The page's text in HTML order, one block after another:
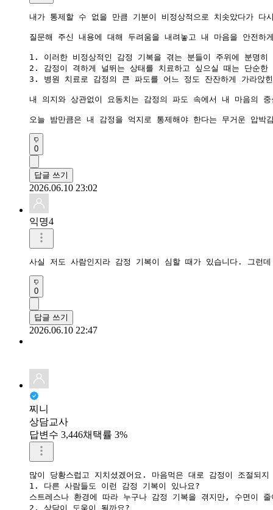
내가 통제할 수 없을 만큼 기분이 비정상적으로 치솟았다가
질문해 주신 내용에 대해 두려움을 내려놓고 내 마음을 안전
1. 이러한 비정상적인 감정 기복을 겪는 분들이 주위에 분명
2. 감정이 격하게 널뛰는 상태를 치료하고 싶으실 때는 단순
3. 병원 치료로 감정의 큰 파도를 어느 정도 잔잔하게 가라앉
내 의지와 상관없이 요동치는 감정의 파도 속에서 내 마음의
0
답글 쓰기
2026.06.10 23:02
익명4
사실 저도 사람인지라 감정 기복이 심할 때가 있습니다. 그런
0
답글 쓰기
2026.06.10 22:47
찌니
상담교사
답변수 3,446채택률 3%
많이 당황스럽고 지치셨겠어요. 마음먹은 대로 감정이 조절되
​1. 다른 사람들도 이런 감정 기복이 있나요?
스트레스나 환경에 따라 누구나 감정 기복을 겪지만, 수면이
​2. 상담이 도움이 될까요?